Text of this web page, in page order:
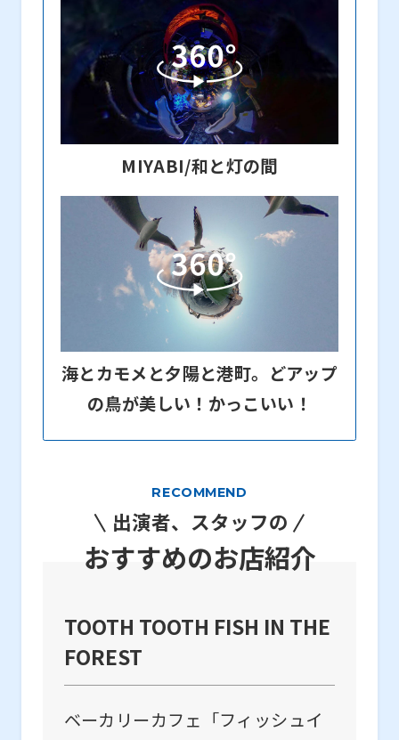
MIYABI/和と灯の間
海とカモメと夕陽と港町。どアップ
の鳥が美しい！かっこいい！
RECOMMEND
出演者、スタッフの
おすすめのお店紹介
TOOTH TOOTH FISH IN THE
FOREST
ベーカリーカフェ「フィッシュイ